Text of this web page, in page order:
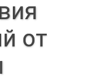
от